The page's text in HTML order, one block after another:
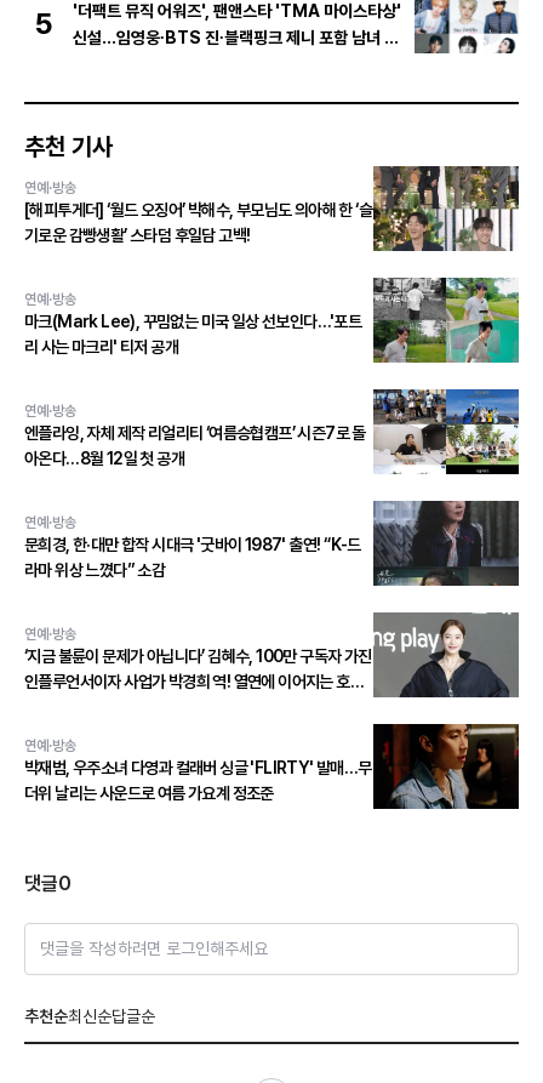
5
'더팩트 뮤직 어워즈', 팬앤스타 'TMA 마이스타상'
신설...임영웅∙BTS 진∙블랙핑크 제니 포함 남녀 아
추천 기사
연예·방송
[해피투게더] ‘월드 오징어’ 박해수, 부모님도 의아해 한 ‘슬
기로운 감빵생활’ 스타덤 후일담 고백!
연예·방송
마크(Mark Lee), 꾸밈없는 미국 일상 선보인다…'포트
리 사는 마크리' 티저 공개
연예·방송
엔플라잉, 자체 제작 리얼리티 ‘여름승협캠프’ 시즌7로 돌
아온다…8월 12일 첫 공개
연예·방송
문희경, 한·대만 합작 시대극 '굿바이 1987' 출연! “K-드
라마 위상 느꼈다” 소감
연예·방송
‘지금 불륜이 문제가 아닙니다’ 김혜수, 100만 구독자 가진
인플루언서이자 사업가 박경희 역! 열연에 이어지는 호평
연예·방송
박재범, 우주소녀 다영과 컬래버 싱글 'FLIRTY' 발매…무
더위 날리는 사운드로 여름 가요계 정조준
댓글0
댓글을 작성하려면 로그인해주세요
추천순최신순답글순